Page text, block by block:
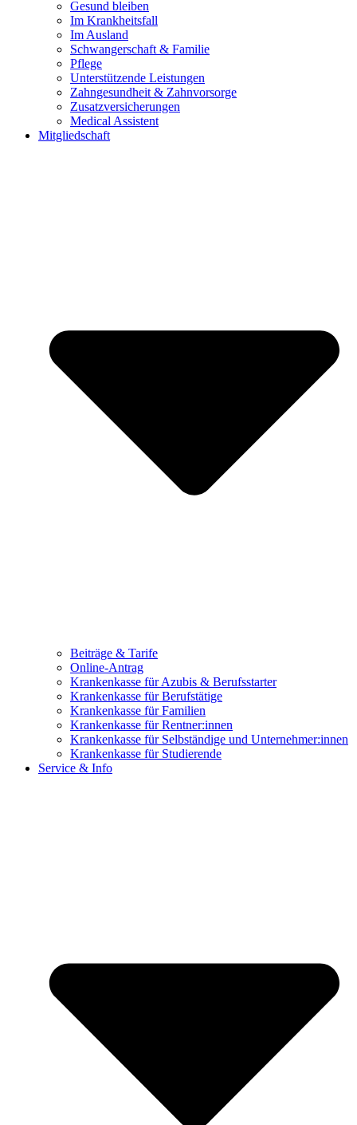
Gesund bleiben
Im Krankheitsfall
Im Ausland
Schwangerschaft & Familie
Pflege
Unterstützende Leistungen
Zahngesundheit & Zahnvorsorge
Zusatzversicherungen
Medical Assistent
Mitgliedschaft
Beiträge & Tarife
Online-Antrag
Krankenkasse für Azubis & Berufsstarter
Krankenkasse für Berufstätige
Krankenkasse für Familien
Krankenkasse für Rentner:innen
Krankenkasse für Selbständige und Unternehmer:innen
Krankenkasse für Studierende
Service & Info